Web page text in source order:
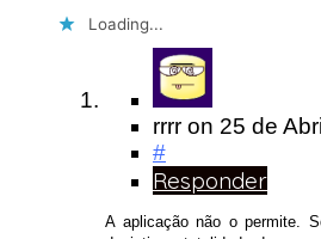
Loading...
rrrr on 25 de
#
Responder
A aplicação não o permite.